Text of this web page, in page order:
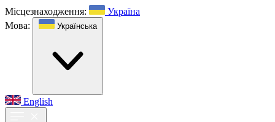
Місцезнаходження:
Україна
Мова:
Українська
English